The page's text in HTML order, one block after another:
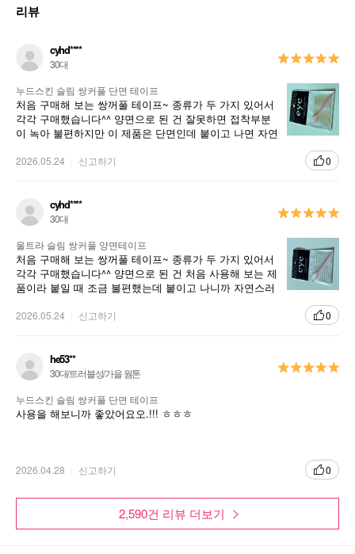
리뷰
cyhd****
30대
누드스킨 슬림 쌍커풀 단면 테이프
처음 구매해 보는 쌍꺼풀 테이프~ 종류가 두 가지 있어서
각각 구매했습니다^^ 양면으로 된 건 잘못하면 접착부분
이 녹아 불편하지만 이 제품은 단면인데 붙이고 나면 자연
2026.05.24 신고하기 0
cyhd****
30대
울트라 슬림 쌍커풀 양면테이프
처음 구매해 보는 쌍꺼풀 테이프~ 종류가 두 가지 있어서
각각 구매했습니다^^ 양면으로 된 건 처음 사용해 보는 제
품이라 붙일 때 조금 불편했는데 붙이고 나니까 자연스러
2026.05.24 신고하기 0
he53**
30대/트러블성/가을 웜톤
누드스킨 슬림 쌍커풀 단면 테이프
사용을 해보니까 좋았어요오.!!! ㅎㅎㅎ
2026.04.28 신고하기 0
2,590건 리뷰 더보기